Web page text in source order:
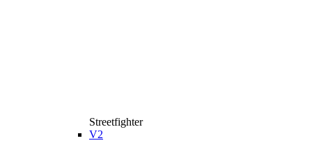
Streetfighter
V2